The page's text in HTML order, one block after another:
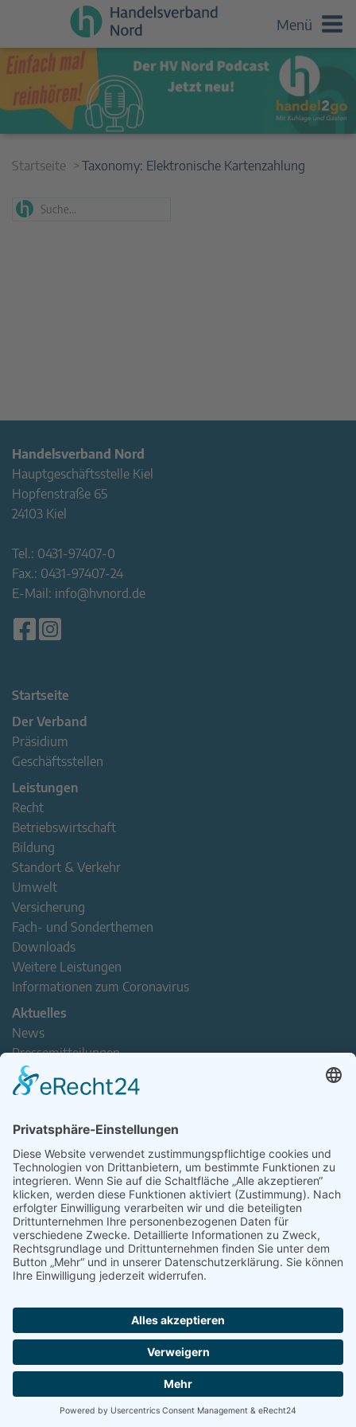
Menü
Startseite Taxonomy: Elektronische Kartenzahlung
Handelsverband Nord
Hauptgeschäftsstelle Kiel
Hopfenstraße 65
24103 Kiel
Tel.: 0431-97407-0
Fax.: 0431-97407-24
E-Mail: info@hvnord.de
Startseite
Der Verband
Präsidium
Geschäftsstellen
Leistungen
Recht
Betriebswirtschaft
Bildung
Standort & Verkehr
Umwelt
Versicherung
Fach- und Sonderthemen
Downloads
Weitere Leistungen
Informationen zum Coronavirus
Aktuelles
News
Pressemitteilungen
Newsletter
Handel(n) im Norden – Mitgliederjournal
Verband erleben
Der Tag des Norddeutschen Handels
Jetzt Mitarbeitende nominieren – Personal Award 2026
handel2go – Podcast mit Kuhlage und Gästen
Veranstaltungen
Intern
Mitgliederbereich
Disclaimer
© Handelsverband Nord -
Design und Umsetzung DIE UFOS GMBH - Werbeagentur © 2026